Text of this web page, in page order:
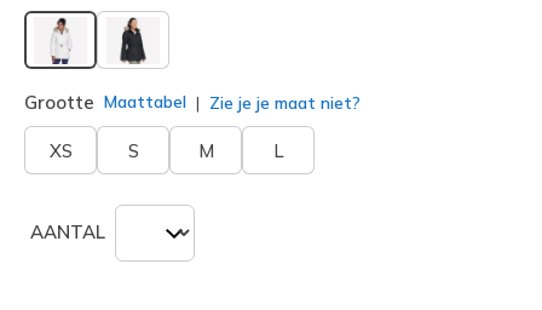
geselecteerd
Grootte Maattabel Zie je je maat niet?
XS S M L
AANTAL